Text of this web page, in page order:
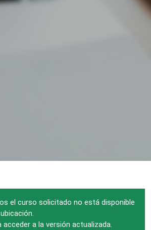
el curso solicitado no está disponible
acceder a la versión actualizada.